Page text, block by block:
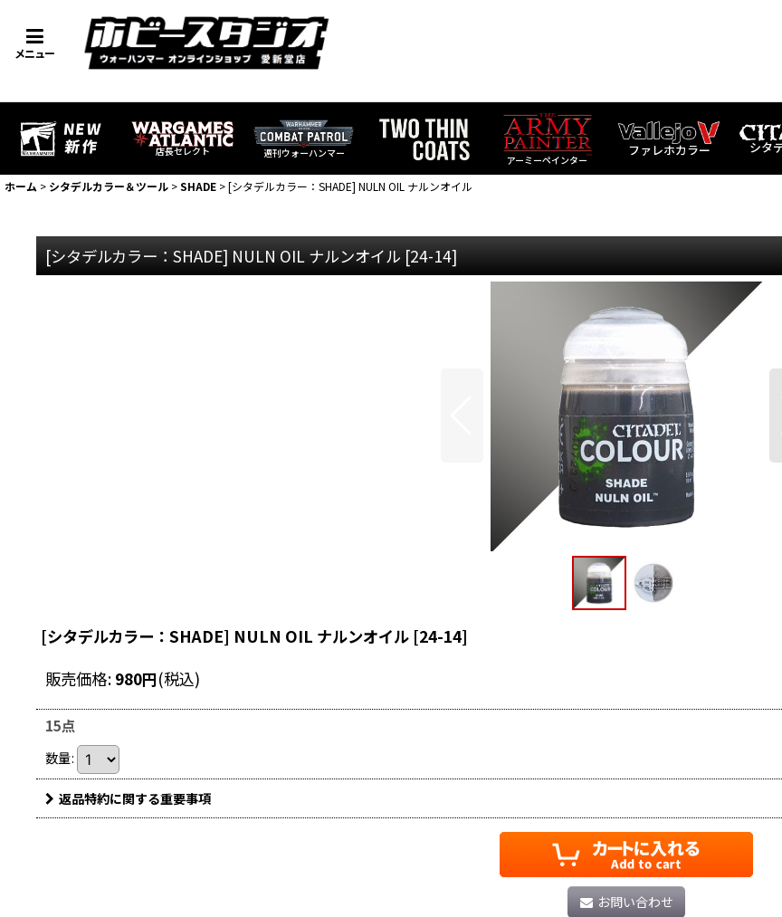
メニュー
店長セレクト 週刊ウォーハンマー
アーミーペインター
ファレホカラー シタ
ホーム > シタデルカラー＆ツール >SHADE >[シタデルカラー：SHADE] NULN OIL ナルンオイル
[シタデルカラー：SHADE] NULN OIL ナルンオイル [24-14]
[シタデルカラー：SHADE] NULN OIL ナルンオイル [24-14]
販売価格: 980円(税込)
15点
数量:
返品特約に関する重要事項
お問い合わせ